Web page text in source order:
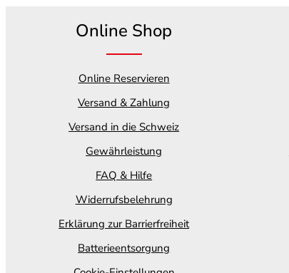
Online Shop
Online Reservieren
Versand & Zahlung
Versand in die Schweiz
Gewährleistung
FAQ & Hilfe
Widerrufsbelehrung
Erklärung zur Barrierfreiheit
Batterieentsorgung